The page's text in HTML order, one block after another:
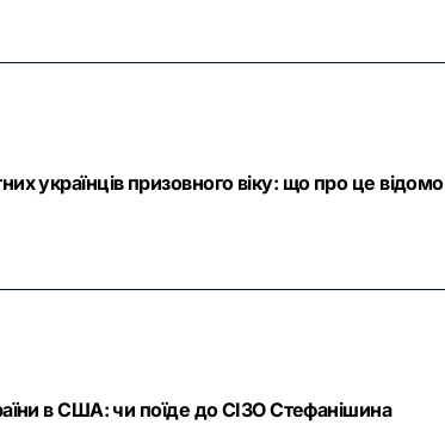
українців призовного віку: що про це відомо
в США: чи поїде до СІЗО Стефанішина